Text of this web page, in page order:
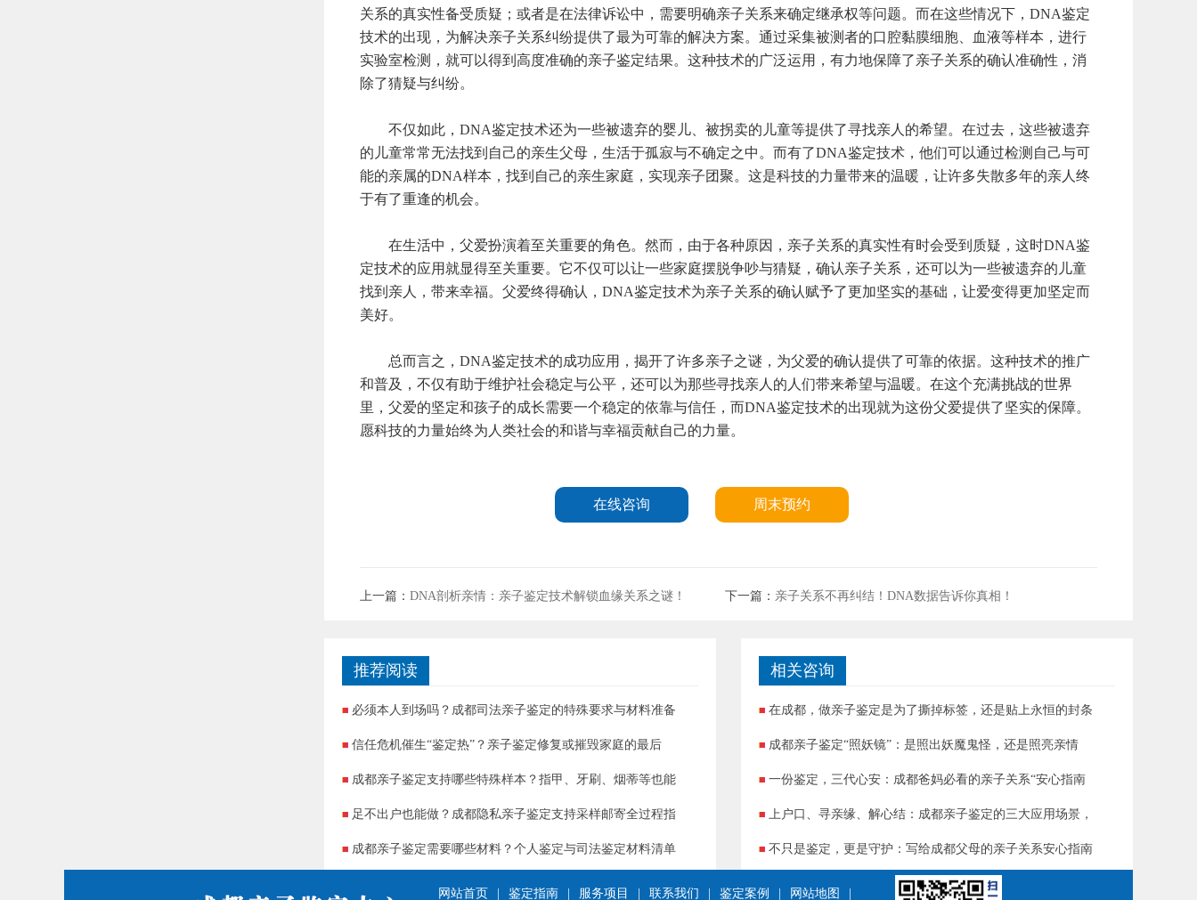
关系的真实性备受质疑；或者是在法律诉讼中，需要明确亲子关系来确定继承权等问题。而在这些情况下，DNA鉴定
技术的出现，为解决亲子关系纠纷提供了最为可靠的解决方案。通过采集被测者的口腔黏膜细胞、血液等样本，进行
实验室检测，就可以得到高度准确的亲子鉴定结果。这种技术的广泛运用，有力地保障了亲子关系的确认准确性，消
除了猜疑与纠纷。
不仅如此，DNA鉴定技术还为一些被遗弃的婴儿、被拐卖的儿童等提供了寻找亲人的希望。在过去，这些被遗弃
的儿童常常无法找到自己的亲生父母，生活于孤寂与不确定之中。而有了DNA鉴定技术，他们可以通过检测自己与可
能的亲属的DNA样本，找到自己的亲生家庭，实现亲子团聚。这是科技的力量带来的温暖，让许多失散多年的亲人终
于有了重逢的机会。
在生活中，父爱扮演着至关重要的角色。然而，由于各种原因，亲子关系的真实性有时会受到质疑，这时DNA鉴
定技术的应用就显得至关重要。它不仅可以让一些家庭摆脱争吵与猜疑，确认亲子关系，还可以为一些被遗弃的儿童
找到亲人，带来幸福。父爱终得确认，DNA鉴定技术为亲子关系的确认赋予了更加坚实的基础，让爱变得更加坚定而
美好。
总而言之，DNA鉴定技术的成功应用，揭开了许多亲子之谜，为父爱的确认提供了可靠的依据。这种技术的推广
和普及，不仅有助于维护社会稳定与公平，还可以为那些寻找亲人的人们带来希望与温暖。在这个充满挑战的世界
里，父爱的坚定和孩子的成长需要一个稳定的依靠与信任，而DNA鉴定技术的出现就为这份父爱提供了坚实的保障。
愿科技的力量始终为人类社会的和谐与幸福贡献自己的力量。
在线咨询 周末预约
上一篇： DNA剖析亲情：亲子鉴定技术解锁血缘关系之谜！ 下一篇： 亲子关系不再纠结！DNA数据告诉你真相！
推荐阅读
必须本人到场吗？成都司法亲子鉴定的特殊要求与材料准备
信任危机催生“鉴定热”？亲子鉴定修复或摧毁家庭的最后
成都亲子鉴定支持哪些特殊样本？指甲、牙刷、烟蒂等也能
足不出户也能做？成都隐私亲子鉴定支持采样邮寄全过程指
成都亲子鉴定需要哪些材料？个人鉴定与司法鉴定材料清单
相关咨询
在成都，做亲子鉴定是为了撕掉标签，还是贴上永恒的封条
成都亲子鉴定“照妖镜”：是照出妖魔鬼怪，还是照亮亲情
一份鉴定，三代心安：成都爸妈必看的亲子关系“安心指南
上户口、寻亲缘、解心结：成都亲子鉴定的三大应用场景，
不只是鉴定，更是守护：写给成都父母的亲子关系安心指南
网站首页 鉴定指南 服务项目 联系我们 鉴定案例 网站地图